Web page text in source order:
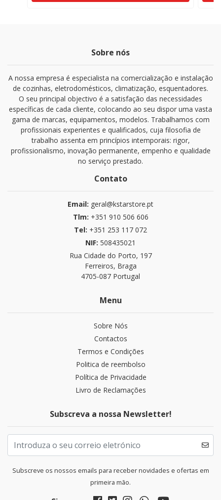
Sobre nós
A nossa empresa é especialista na comercialização e instalação
de cozinhas, eletrodomésticos, climatização, esquentadores.
O seu principal objectivo é a satisfação das necessidades
específicas de cada cliente, colocando ao seu dispor uma vasta
gama de marcas, equipamentos, modelos. Trabalhamos com
profissionais experientes e qualificados, cuja filosofia de
trabalho assenta em princípios intemporais: rigor,
profissionalismo, inovação permanente, empenho e qualidade
no serviço prestado.
Contato
Email: geral@kstarstore.pt
Tlm: +351 910 506 606
Tel: +351 253 117 072
NIF: 508435021
Rua Cidade do Porto, 197
Ferreiros, Braga
4705-087 Portugal
Menu
Sobre Nós
Contactos
Termos e Condições
Politica de reembolso
Política de Privacidade
Livro de Reclamações
Subscreva a nossa Newsletter!
Subscreve os nossos emails para receber novidades e ofertas em
primeira mão.